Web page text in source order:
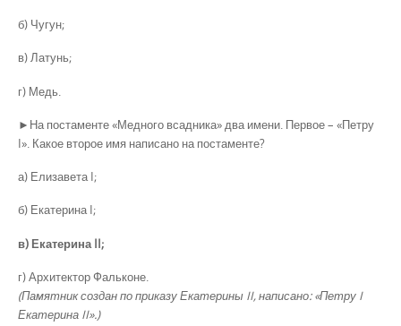
б) Чугун;
в) Латунь;
г) Медь.
►На постаменте «Медного всадника» два имени. Первое – «Петру
I». Какое второе имя написано на постаменте?
а) Елизавета I;
б) Екатерина I;
в) Екатерина II;
г) Архитектор Фальконе.
(Памятник создан по приказу Екатерины II, написано: «Петру I
Екатерина II».)